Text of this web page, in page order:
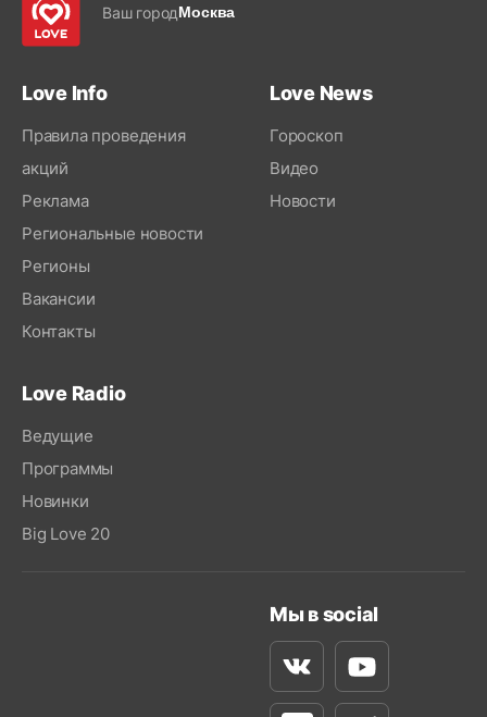
Ваш городМосква
Love Info
Правила проведения
акций
Реклама
Региональные новости
Регионы
Вакансии
Контакты
Love News
Гороскоп
Видео
Новости
Love Radio
Ведущие
Программы
Новинки
Big Love 20
Мы в social
ВконтактеYoutube